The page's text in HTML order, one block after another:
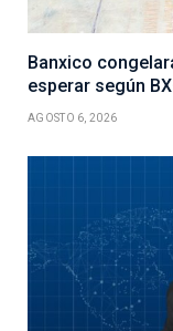
Banxico
esperar según
AGOSTO 6, 2026